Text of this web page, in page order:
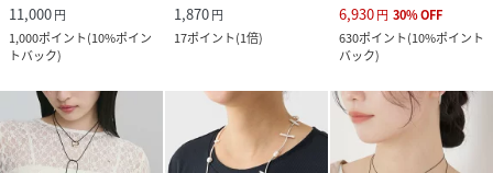
11,000円
1,000ポイント(10%ポイン
トバック)
1,870円
17ポイント(1倍)
6,930円 30%OFF
630ポイント(10%ポイント
バック)